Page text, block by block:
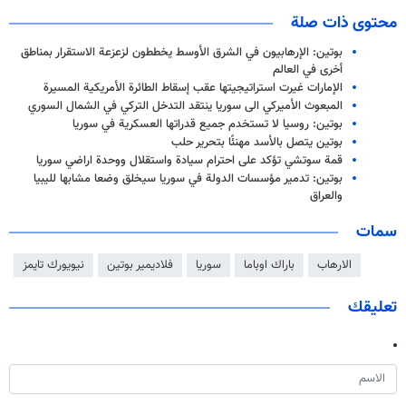
محتوى ذات صلة
بوتين: الإرهابيون في الشرق الأوسط يخططون لزعزعة الاستقرار بمناطق
أخرى في العالم
الإمارات غيرت استراتيجيتها عقب إسقاط الطائرة الأمريكية المسيرة
المبعوث الأميركي الى سوريا ينتقد التدخل التركي في الشمال السوري
بوتين: روسيا لا تستخدم جميع قدراتها العسكرية في سوريا
بوتين يتصل بالأسد مهنئًا بتحرير حلب
قمة سوتشي تؤكد على احترام سيادة واستقلال ووحدة اراضي سوريا
بوتين: تدمير مؤسسات الدولة في سوريا سيخلق وضعا مشابها لليبيا
والعراق
سمات
الارهاب باراك اوباما سوريا فلاديمير بوتين نيويورك تايمز
تعليقك